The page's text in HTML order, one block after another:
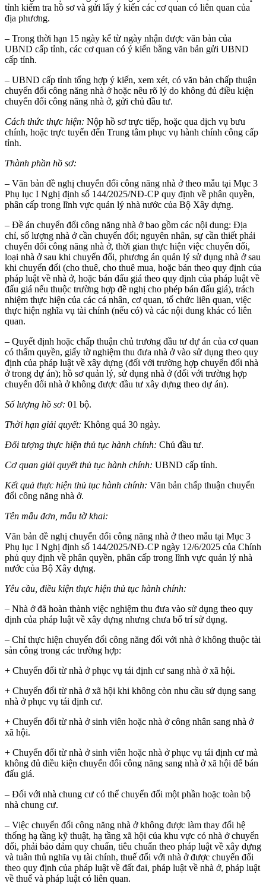
tỉnh kiểm tra hồ sơ và gửi lấy ý kiến các cơ quan có liên quan của
địa phương.
– Trong thời hạn 15 ngày kể từ ngày nhận được văn bản của
UBND cấp tỉnh, các cơ quan có ý kiến bằng văn bản gửi UBND
cấp tỉnh.
– UBND cấp tỉnh tổng hợp ý kiến, xem xét, có văn bản chấp thuận
chuyển đổi công năng nhà ở hoặc nêu rõ lý do không đủ điều kiện
chuyển đổi công năng nhà ở, gửi chủ đầu tư.
Cách thức thực hiện: Nộp hồ sơ trực tiếp, hoặc qua dịch vụ bưu
chính, hoặc trực tuyến đến Trung tâm phục vụ hành chính công cấp
tỉnh.
Thành phần hồ sơ:
– Văn bản đề nghị chuyển đổi công năng nhà ở theo mẫu tại Mục 3
Phụ lục I Nghị định số 144/2025/NĐ-CP quy định về phân quyền,
phân cấp trong lĩnh vực quản lý nhà nước của Bộ Xây dựng.
– Đề án chuyển đổi công năng nhà ở bao gồm các nội dung: Địa
chỉ, số lượng nhà ở cần chuyển đổi; nguyên nhân, sự cần thiết phải
chuyển đổi công năng nhà ở, thời gian thực hiện việc chuyển đổi,
loại nhà ở sau khi chuyển đổi, phương án quản lý sử dụng nhà ở sau
khi chuyển đổi (cho thuê, cho thuê mua, hoặc bán theo quy định của
pháp luật về nhà ở, hoặc bán đấu giá theo quy định của pháp luật về
đấu giá nếu thuộc trường hợp đề nghị cho phép bán đấu giá), trách
nhiệm thực hiện của các cá nhân, cơ quan, tổ chức liên quan, việc
thực hiện nghĩa vụ tài chính (nếu có) và các nội dung khác có liên
quan.
– Quyết định hoặc chấp thuận chủ trương đầu tư dự án của cơ quan
có thẩm quyền, giấy tờ nghiệm thu đưa nhà ở vào sử dụng theo quy
định của pháp luật về xây dựng (đối với trường hợp chuyển đổi nhà
ở trong dự án); hồ sơ quản lý, sử dụng nhà ở (đối với trường hợp
chuyển đổi nhà ở không được đầu tư xây dựng theo dự án).
Số lượng hồ sơ: 01 bộ.
Thời hạn giải quyết: Không quá 30 ngày.
Đối tượng thực hiện thủ tục hành chính: Chủ đầu tư.
Cơ quan giải quyết thủ tục hành chính: UBND cấp tỉnh.
Kết quả thực hiện thủ tục hành chính: Văn bản chấp thuận chuyển
đổi công năng nhà ở.
Tên mẫu đơn, mẫu tờ khai:
Văn bản đề nghị chuyển đổi công năng nhà ở theo mẫu tại Mục 3
Phụ lục I Nghị định số 144/2025/NĐ-CP ngày 12/6/2025 của Chính
phủ quy định về phân quyền, phân cấp trong lĩnh vực quản lý nhà
nước của Bộ Xây dựng.
Yêu cầu, điều kiện thực hiện thủ tục hành chính:
– Nhà ở đã hoàn thành việc nghiệm thu đưa vào sử dụng theo quy
định của pháp luật về xây dựng nhưng chưa bố trí sử dụng.
– Chỉ thực hiện chuyển đổi công năng đối với nhà ở không thuộc tài
sản công trong các trường hợp:
+ Chuyển đổi từ nhà ở phục vụ tái định cư sang nhà ở xã hội.
+ Chuyển đổi từ nhà ở xã hội khi không còn nhu cầu sử dụng sang
nhà ở phục vụ tái định cư.
+ Chuyển đổi từ nhà ở sinh viên hoặc nhà ở công nhân sang nhà ở
xã hội.
+ Chuyển đổi từ nhà ở sinh viên hoặc nhà ở phục vụ tái định cư mà
không đủ điều kiện chuyển đổi công năng sang nhà ở xã hội để bán
đấu giá.
– Đối với nhà chung cư có thể chuyển đổi một phần hoặc toàn bộ
nhà chung cư.
– Việc chuyển đổi công năng nhà ở không được làm thay đổi hệ
thống hạ tầng kỹ thuật, hạ tầng xã hội của khu vực có nhà ở chuyển
đổi, phải bảo đảm quy chuẩn, tiêu chuẩn theo pháp luật về xây dựng
và tuân thủ nghĩa vụ tài chính, thuế đối với nhà ở được chuyển đổi
theo quy định của pháp luật về đất đai, pháp luật về nhà ở, pháp luật
về thuế và pháp luật có liên quan.